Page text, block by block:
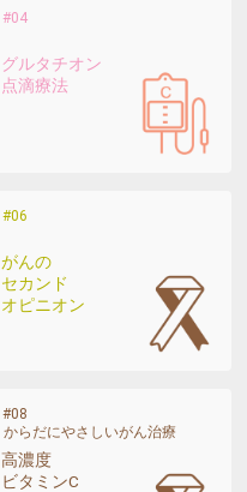
グルタチオン
点滴療法
がんの
セカンド
オピニオン
高濃度
ビタミンC
からだにやさしいがん治療